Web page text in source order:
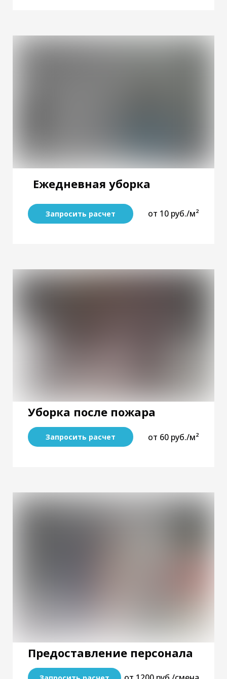
Ежедневная уборка
Запросить расчет от 10 руб./м²
Уборка после пожара
Запросить расчет от 60 руб./м²
Предоставление персонала